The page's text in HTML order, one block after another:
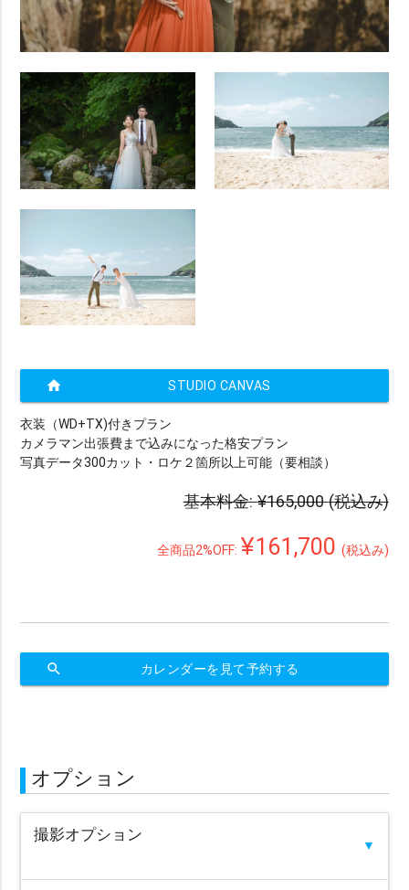
home STUDIO CANVAS
衣装（WD+TX)付きプラン
カメラマン出張費まで込みになった格安プラン
写真データ300カット・ロケ２箇所以上可能（要相談）
基本料金:¥165,000(税込み)
全商品2%OFF: ¥161,700 (税込み)
search カレンダーを見て予約する
オプション
▼
撮影オプション